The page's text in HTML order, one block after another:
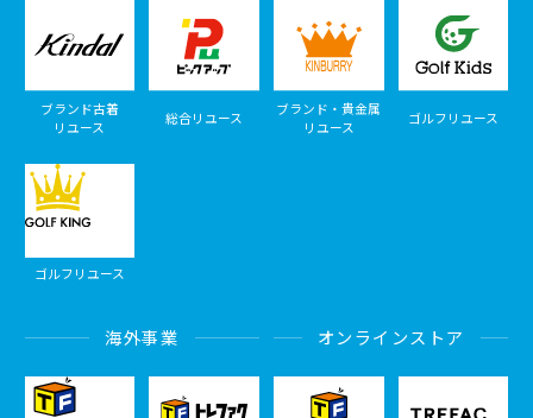
ブランド古着
リユース
総合リユース
ブランド・貴金属
リユース
ゴルフリユース
ゴルフリユース
海外事業 オンラインストア